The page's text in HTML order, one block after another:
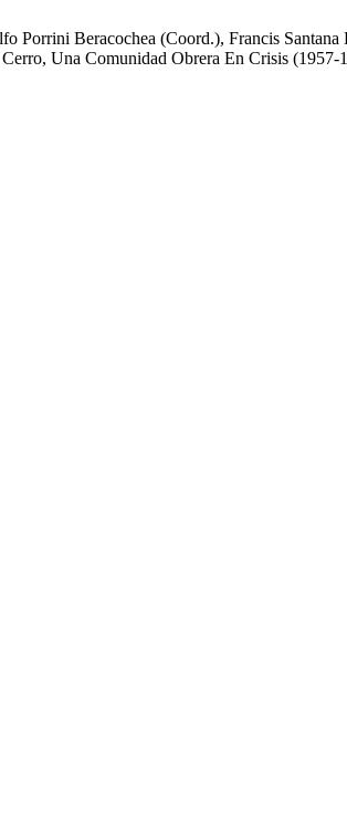
Porrini Beracochea (Coord.), Francis
Una Comunidad Obrera En Crisis